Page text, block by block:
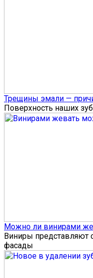
Трещины эмали —
Поверхность наших
Можно ли винирами
Виниры представляют
фасады